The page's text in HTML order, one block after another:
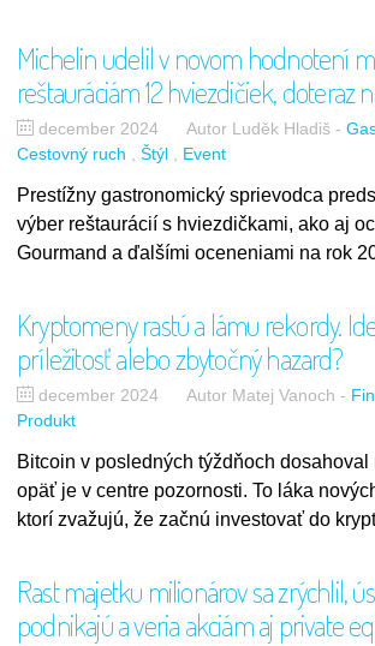
Michelin udelil v novom hodnotení
reštauráciám 12 hviezdičiek, doteraz
december 2024 Autor Luděk Hladiš-
Cestovný ruch
Štýl Event
Prestížny gastronomický sprievodca
výber reštaurácií s hviezdičkami, ako aj
Gourmand a ďalšími oceneniami na rok
Kryptomeny rastú a lámu rekordy.
príležitosť alebo zbytočný hazard?
december 2024 Autor Matej Vanoch-
Produkt
Bitcoin v posledných týždňoch dosahoval
opäť je v centre pozornosti. To láka
ktorí zvažujú, že začnú investovať do
Rast majetku milionárov sa zrýchlil,
podnikajú a veria akciám aj private